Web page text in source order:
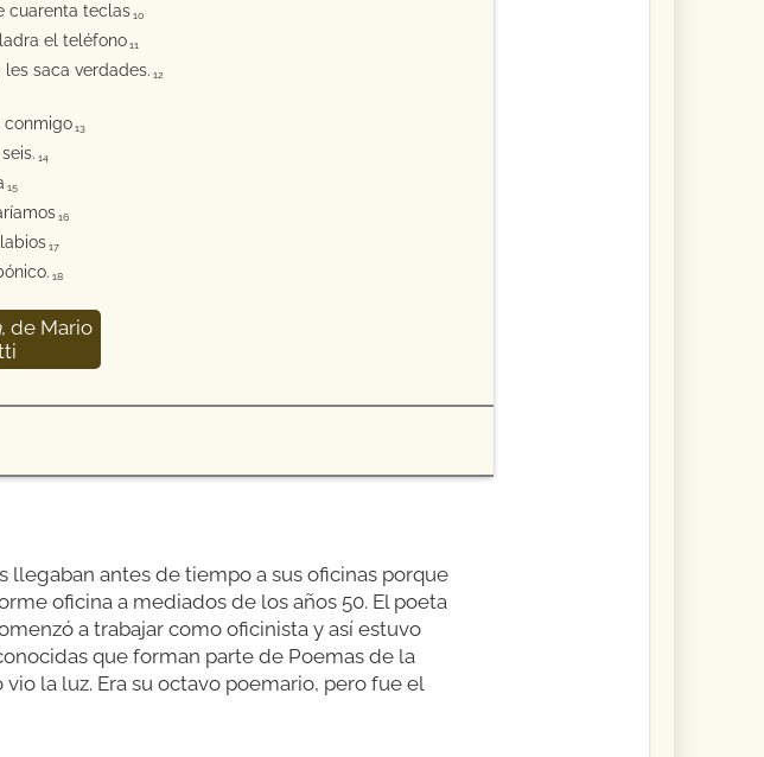
cuarenta teclas 10
el teléfono 11
saca verdades. 12
conmigo 13
14
15
16
17
18
, de Mario
antes de tiempo a sus oficinas porque
oficina a mediados de los años 50. El poeta
a trabajar como oficinista y así estuvo
que forman parte de Poemas de la
la luz. Era su octavo poemario, pero fue el